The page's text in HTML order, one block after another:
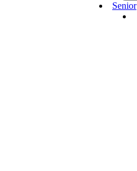
Senior